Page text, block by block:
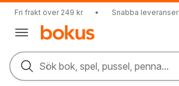
Fri frakt över 249 kr • Snabba leveranser
Sök bok, spel, pussel, penna...